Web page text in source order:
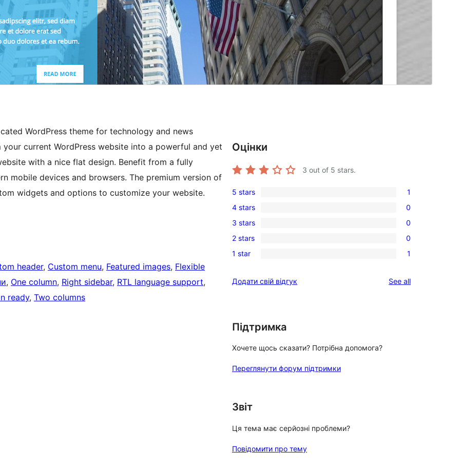
WordPress theme for technology and news
current WordPress website into a powerful and yet
with a nice flat design. Benefit from a fully
mobile devices and browsers. The premium version of
widgets and options to customize your website.
header, Custom menu, Featured images, Flexible
, One column, Right sidebar, RTL language support
ready, Two columns
Оцінки
3 out of 5 stars.
1
5-
star
review
5 stars 1
0
4-
star
reviews
4 stars 0
0
3-
star
3 stars 0
0
2-
reviews
2 stars 0
1
star
1 star 1
Додати свій відгук See allreviews
Підтримка
Хочете щось сказати? Потрібна допомога?
Переглянути форум підтримки
Звіт
Ця тема має серйозні проблеми?
Повідомити про тему